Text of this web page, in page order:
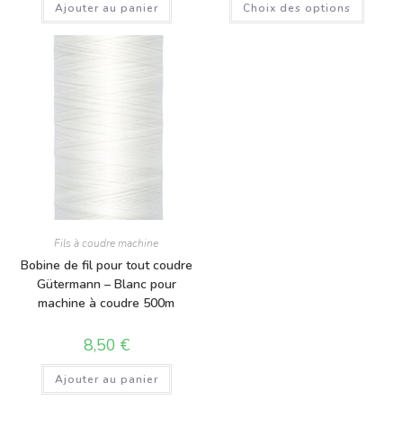
Ajouter au panier Choix des options
Fils à coudre machine
Bobine de fil pour tout coudre
Gütermann – Blanc pour
machine à coudre 500m
8,50 €
Ajouter au panier